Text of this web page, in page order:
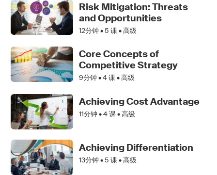
Risk Mitigation: Threats
and Opportunities
12分钟 •5 课 • 高级
Core Concepts of
Competitive Strategy
9分钟 •4课 • 高级
Achieving Cost Advantage
11分钟 •4课 • 高级
Achieving Differentiation
13分钟 •5 课 • 高级